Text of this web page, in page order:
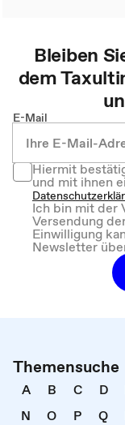
Bleiben
dem
E-Mail
Hiermit
und mit ihnen
Ich bin mit der
Versendung
Einwilligung
Newsletter
Themensuche
A B C D
N
O P Q